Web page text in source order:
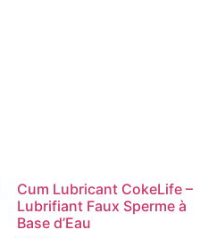
Cum Lubricant CokeLife –
Lubrifiant Faux Sperme à
Base d’Eau